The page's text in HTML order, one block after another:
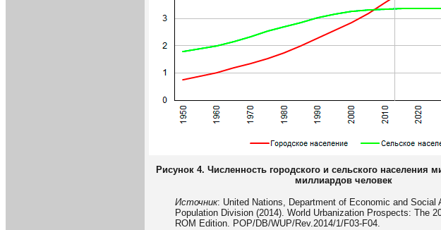
Рисунок 4. Численность городского и сельского населения
миллиардов человек
Источник: United Nations, Department of Economic and Social
Population Division (2014). World Urbanization Prospects: The
ROM Edition. POP/DB/WUP/Rev.2014/1/F03-F04.